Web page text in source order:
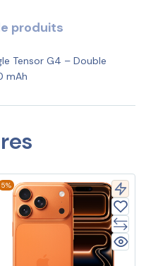
produits
Tensor G4 – Double
mAh
5%